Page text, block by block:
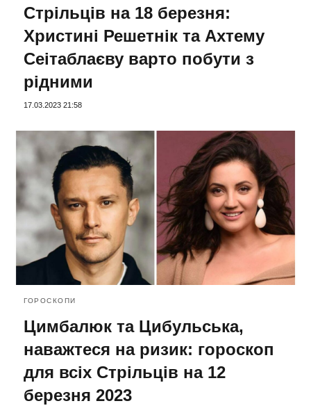
Стрільців на 18 березня:
Христині Решетнік та Ахтему
Сеітаблаєву варто побути з
рідними
17.03.2023 21:58
ГОРОСКОПИ
Цимбалюк та Цибульська,
наважтеся на ризик: гороскоп
для всіх Стрільців на 12
березня 2023